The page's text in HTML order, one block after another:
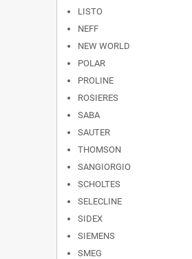
LISTO
NEFF
NEW WORLD
POLAR
PROLINE
ROSIERES
SABA
SAUTER
THOMSON
SANGIORGIO
SCHOLTES
SELECLINE
SIDEX
SIEMENS
SMEG